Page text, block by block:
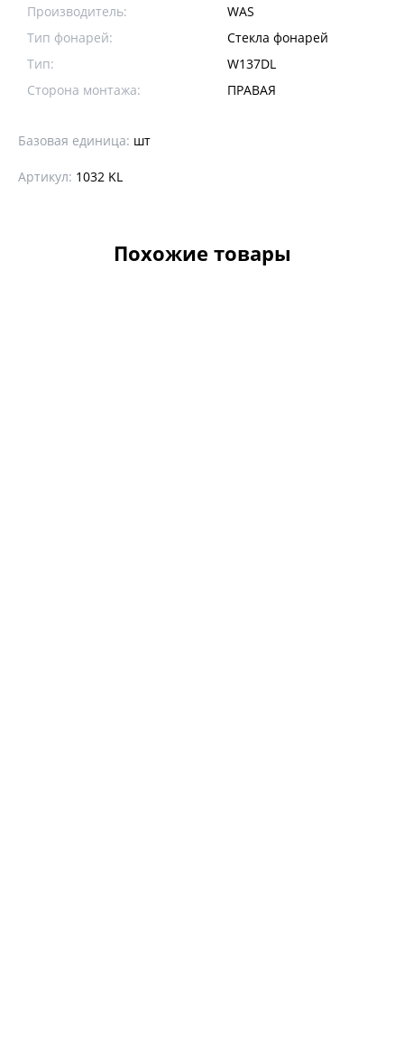
Производитель:
WAS
Тип фонарей:
Стекла фонарей
Тип:
W137DL
Сторона монтажа:
ПРАВАЯ
Базовая единица: шт
Артикул: 1032 KL
Похожие товары